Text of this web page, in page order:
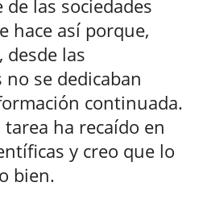
las sociedades
hace así porque,
las
se dedicaban
continuada.
ha recaído en
y creo que lo
bien.